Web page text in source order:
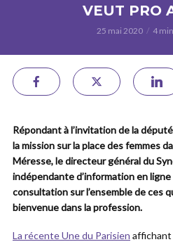
VEUT PRO
25 mai 2020 4
Répondant à l’invitation de la
la mission sur la place des femmes
Méresse, le directeur général du
indépendante d’information en ligne
consultation sur l’ensemble de ces
bienvenue dans la profession.
La récente Une du Parisien affichant